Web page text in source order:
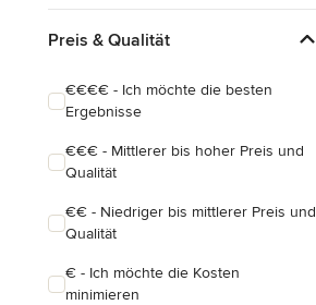
Preis & Qualität
€€€€ - Ich möchte die besten
Ergebnisse
€€€ - Mittlerer bis hoher Preis und
Qualität
€€ - Niedriger bis mittlerer Preis und
Qualität
€ - Ich möchte die Kosten
minimieren